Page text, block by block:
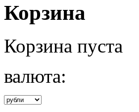
Корзина
Корзина пуста
валюта: